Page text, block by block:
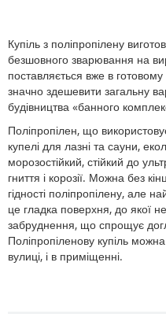
Купіль з поліпропілену
безшовного зварювання на
поставляється вже в
значно здешевити загальну
будівництва «банного
Поліпропілен, що
купелі для лазні та сауни,
морозостійкий, стійкий до
гниття і корозії. Можна без
гідності поліпропілену, але
це гладка поверхня, до якої
забруднення, що спрощує
Поліпропіленову купіль
вулиці, і в приміщенні.